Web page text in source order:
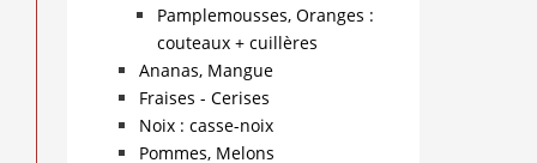
Pamplemousses, Oranges :
couteaux + cuillères
Ananas, Mangue
Fraises - Cerises
Noix : casse-noix
Pommes, Melons